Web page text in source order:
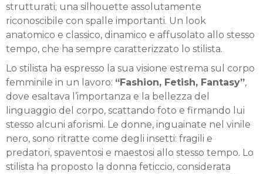
strutturati; una silhouette assolutamente
riconoscibile con spalle importanti. Un look
anatomico e classico, dinamico e affusolato allo stesso
tempo, che ha sempre caratterizzato lo stilista.
Lo stilista ha espresso la sua visione estrema sul corpo
femminile in un lavoro: “Fashion, Fetish, Fantasy”,
dove esaltava l’importanza e la bellezza del
linguaggio del corpo, scattando foto e firmando lui
stesso alcuni aforismi. Le donne, inguainate nel vinile
nero, sono ritratte come degli insetti: fragili e
predatori, spaventosi e maestosi allo stesso tempo. Lo
stilista ha proposto la donna feticcio, considerata